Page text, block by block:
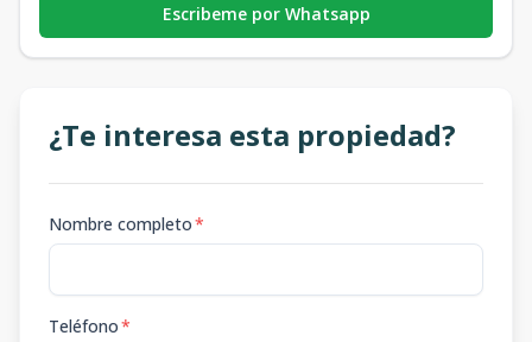
Escribeme por Whatsapp
¿Te interesa esta propiedad?
Nombre completo*
Teléfono*